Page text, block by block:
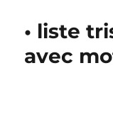
• liste
avec